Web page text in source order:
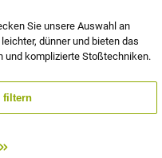
Sie unsere Auswahl an
dünner und bieten das
und komplizierte Stoßtechniken.
filtern